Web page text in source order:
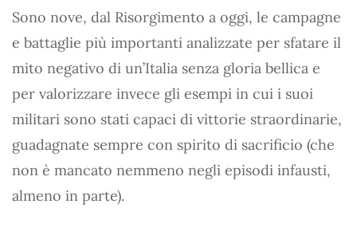
Sono nove, dal Risorgimento a oggi, le campagne
e battaglie più importanti analizzate per sfatare il
mito negativo di un’Italia senza gloria bellica e
per valorizzare invece gli esempi in cui i suoi
militari sono stati capaci di vittorie straordinarie,
guadagnate sempre con spirito di sacrificio (che
non è mancato nemmeno negli episodi infausti,
almeno in parte).